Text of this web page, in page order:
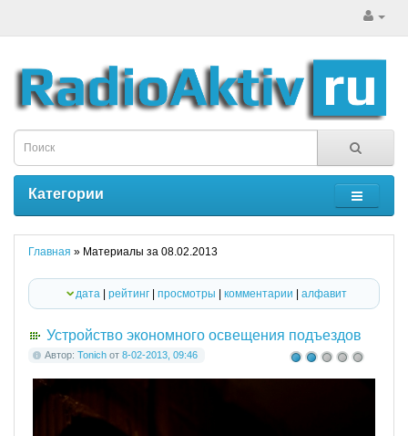
Категории
Главная » Материалы за 08.02.2013
дата | рейтинг| просмотры | комментарии | алфавит
Устройство экономного освещения подъездов
Автор: Tonich от 8-02-2013, 09:46